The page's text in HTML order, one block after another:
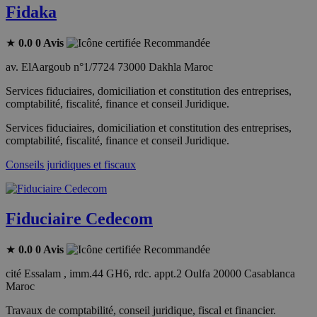
Fidaka
★ 0.0 0 Avis
Recommandée
av. ElAargoub n°1/7724 73000 Dakhla Maroc
Services fiduciaires, domiciliation et constitution des entreprises,
comptabilité, fiscalité, finance et conseil Juridique.
Services fiduciaires, domiciliation et constitution des entreprises,
comptabilité, fiscalité, finance et conseil Juridique.
Conseils juridiques et fiscaux
Fiduciaire Cedecom
★ 0.0 0 Avis
Recommandée
cité Essalam , imm.44 GH6, rdc. appt.2 Oulfa 20000 Casablanca
Maroc
Travaux de comptabilité, conseil juridique, fiscal et financier.